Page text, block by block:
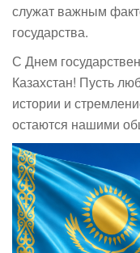
служат важным
государства.
С Днем
Казахстан! Пусть
истории и
остаются нашими